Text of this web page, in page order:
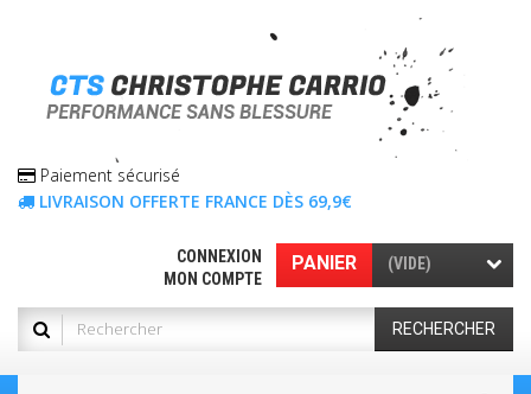
Paiement sécurisé
LIVRAISON OFFERTE FRANCE DÈS 69,9€
PANIER (VIDE)
CONNEXION
MON COMPTE
RECHERCHER